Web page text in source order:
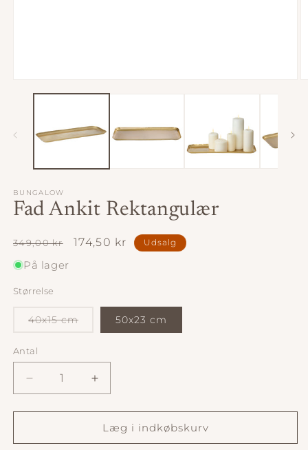
mediet
BUNGALOW
Fad Ankit Rektangulær
Normalpris
349,00 kr Udsalgspris
174,50 kr Udsalg
På lager
Størrelse
40x15 cmVarianten50x23 cm
Antal
Antal
Reducer
antallet
for
Ankit
Øg
antallet
for
Fad
Ankit
Læg i indkøbskurv